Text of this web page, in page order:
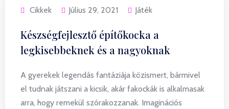
Cikkek Július 29, 2021 Játék
Készségfejlesztő építőkocka a
legkisebbeknek és a nagyoknak
A gyerekek legendás fantáziája közismert, bármivel
el tudnak játszani a kicsik, akár fakockák is alkalmasak
arra, hogy remekül szórakozzanak. Imaginációs